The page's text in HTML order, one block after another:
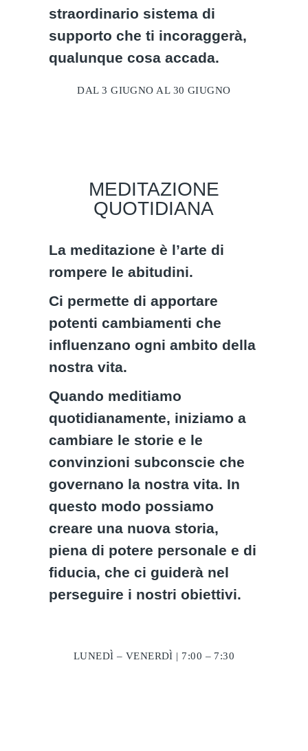
straordinario sistema di
supporto che ti incoraggerà,
qualunque cosa accada.
DAL 3 GIUGNO AL 30 GIUGNO
MEDITAZIONE
QUOTIDIANA
La meditazione è l’arte di
rompere le abitudini.
Ci permette di apportare
potenti cambiamenti che
influenzano ogni ambito della
nostra vita.
Quando meditiamo
quotidianamente, iniziamo a
cambiare le storie e le
convinzioni subconscie che
governano la nostra vita. In
questo modo possiamo
creare una nuova storia,
piena di potere personale e di
fiducia, che ci guiderà nel
perseguire i nostri obiettivi.
LUNEDÌ – VENERDÌ | 7:00 – 7:30